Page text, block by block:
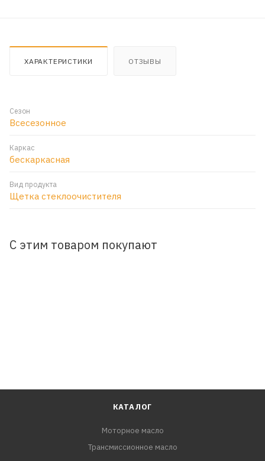
ХАРАКТЕРИСТИКИ ОТЗЫВЫ
Сезон
Всесезонное
Каркас
бескаркасная
Вид продукта
Щетка стеклоочистителя
С этим товаром покупают
КАТАЛОГ
Моторное масло
Трансмиссионное масло